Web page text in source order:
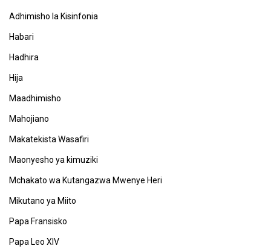
Adhimisho la Kisinfonia
Habari
Hadhira
Hija
Maadhimisho
Mahojiano
Makatekista Wasafiri
Maonyesho ya kimuziki
Mchakato wa Kutangazwa Mwenye Heri
Mikutano ya Miito
Papa Fransisko
Papa Leo XIV